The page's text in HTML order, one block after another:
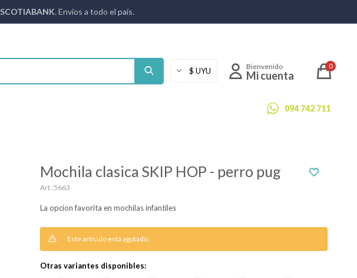
SCOTIABANK. Envíos a todo el país.
094 742 711
0
Mochila clasica SKIP HOP - perro pug
5663
La opcion favorita en mochilas infantiles
Este artículo está agotado.
Otras variantes disponibles: